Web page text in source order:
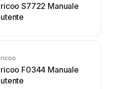
ricoo S7722 Manuale
utente
ricoo
ricoo F0344 Manuale
utente